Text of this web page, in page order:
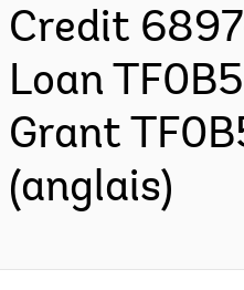
Credit
Loan
Grant
(anglais)